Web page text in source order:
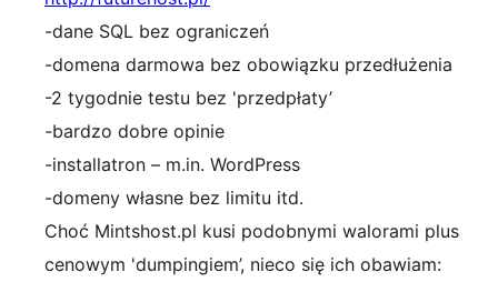
-dane SQL bez ograniczeń
-domena darmowa bez obowiązku przedłużenia
-2 tygodnie testu bez 'przedpłaty’
-bardzo dobre opinie
-installatron – m.in. WordPress
-domeny własne bez limitu itd.
Choć Mintshost.pl kusi podobnymi walorami plus
cenowym 'dumpingiem’, nieco się ich obawiam: